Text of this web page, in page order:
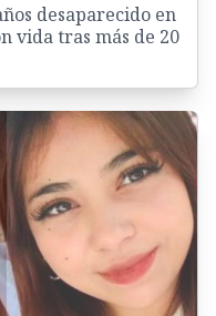
desaparecido en
vida tras más de 20